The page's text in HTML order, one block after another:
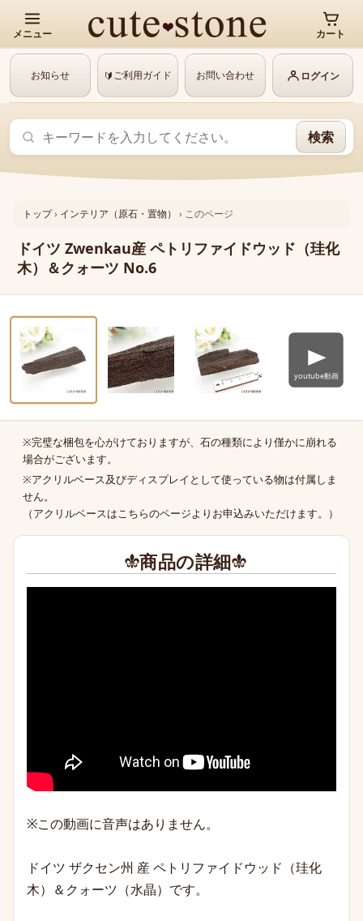
メニュー カート
お知らせ 🔰ご利用ガイド お問い合わせ ログイン
検索
トップ› インテリア（原石・置物） › このページ
ドイツ Zwenkau産 ペトリファイドウッド（珪化
木）＆クォーツ No.6
‹
動画あり
商品の補足
※完璧な梱包を心がけておりますが、石の種類により僅かに崩れる
場合がございます。
※アクリルベース及びディスプレイとして使っている物は付属しま
せん。
（アクリルベースはこちらのページより お申込みいただけます。）
商品の詳細
※この動画に音声はありません。
ドイツ ザクセン州 産 ペトリファイドウッド（珪化
木）＆クォーツ（水晶）です。